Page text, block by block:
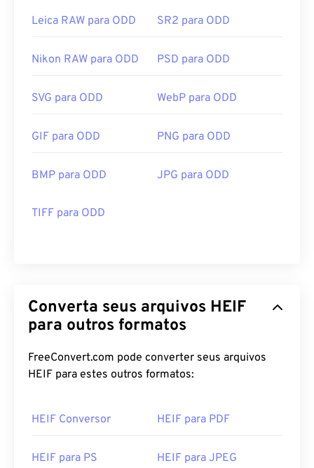
Leica RAW para ODD SR2 para ODD
Nikon RAW para ODD PSD para ODD
SVG para ODD WebP para ODD
GIF para ODD PNG para ODD
BMP para ODD JPG para ODD
TIFF para ODD
Converta seus arquivos HEIF
para outros formatos
FreeConvert.com pode converter seus arquivos
HEIF para estes outros formatos:
HEIF Conversor HEIF para PDF
HEIF para PS HEIF para JPEG